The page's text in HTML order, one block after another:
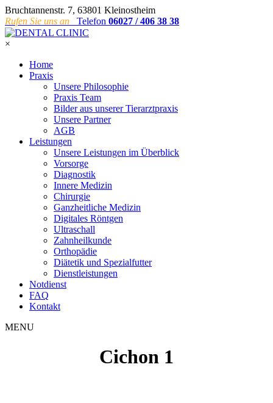
Bruchtannenstr. 7, 63801 Kleinostheim
Rufen Sie uns an
Telefon 06027 / 406 38 38
×
Home
Praxis
Unsere Philosophie
Praxis Team
Bilder aus unserer Tierarztpraxis
Unsere Partner
AGB
Leistungen
Unsere Leistungen im Überblick
Vorsorge
Diagnostik
Innere Medizin
Chirurgie
Ganzheitliche Medizin
Digitales Röntgen
Ultraschall
Zahnheilkunde
Orthopädie
Diätetik und Spezialfutter
Dienstleistungen
Notdienst
FAQ
Kontakt
MENU
Cichon 1